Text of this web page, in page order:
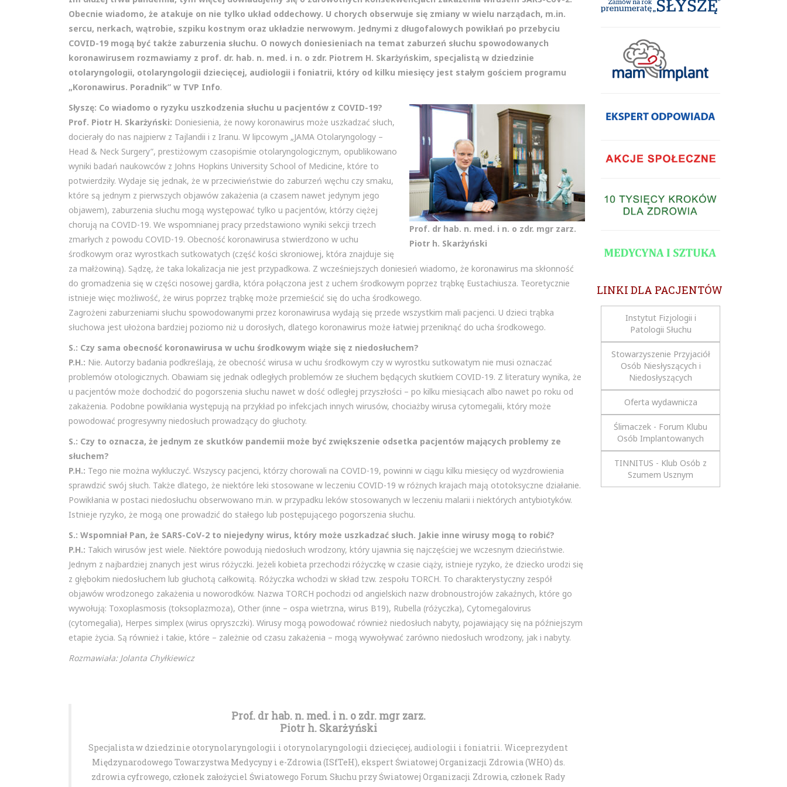
Obecnie wiadomo, że atakuje on nie tylko układ oddechowy. U chorych obserwuje się zmiany w wielu narządach, m.in.
sercu, nerkach, wątrobie, szpiku kostnym oraz układzie nerwowym. Jednymi z długofalowych powikłań po przebyciu
COVID-19 mogą być także zaburzenia słuchu. O nowych doniesieniach na temat zaburzeń słuchu spowodowanych
koronawirusem rozmawiamy z prof. dr. hab. n. med. i n. o zdr. Piotrem H. Skarżyńskim, specjalistą w dziedzinie
otolaryngologii, otolaryngologii dziecięcej, audiologii i foniatrii, który od kilku miesięcy jest stałym gościem programu
„Koronawirus. Poradnik” w TVP Info.
Prof. dr hab. n. med. i n. o zdr. mgr zarz.
Piotr h. Skarżyński
Słyszę: Co wiadomo o ryzyku uszkodzenia słuchu u pacjentów z COVID-19?
Prof. Piotr H. Skarżyński: Doniesienia, że nowy koronawirus może uszkadzać słuch,
docierały do nas najpierw z Tajlandii i z Iranu. W lipcowym „JAMA Otolaryngology –
Head & Neck Surgery”, prestiżowym czasopiśmie otolaryngologicznym, opublikowano
wyniki badań naukowców z Johns Hopkins University School of Medicine, które to
potwierdziły. Wydaje się jednak, że w przeciwieństwie do zaburzeń węchu czy smaku,
które są jednym z pierwszych objawów zakażenia (a czasem nawet jedynym jego
objawem), zaburzenia słuchu mogą występować tylko u pacjentów, którzy ciężej
chorują na COVID-19. We wspomnianej pracy przedstawiono wyniki sekcji trzech
zmarłych z powodu COVID-19. Obecność koronawirusa stwierdzono w uchu
środkowym oraz wyrostkach sutkowatych (część kości skroniowej, która znajduje się
za małżowiną). Sądzę, że taka lokalizacja nie jest przypadkowa. Z wcześniejszych doniesień wiadomo, że koronawirus ma skłonność
do gromadzenia się w części nosowej gardła, która połączona jest z uchem środkowym poprzez trąbkę Eustachiusza. Teoretycznie
istnieje więc możliwość, że wirus poprzez trąbkę może przemieścić się do ucha środkowego.
Zagrożeni zaburzeniami słuchu spowodowanymi przez koronawirusa wydają się przede wszystkim mali pacjenci. U dzieci trąbka
słuchowa jest ułożona bardziej poziomo niż u dorosłych, dlatego koronawirus może łatwiej przeniknąć do ucha środkowego.
S.: Czy sama obecność koronawirusa w uchu środkowym wiąże się z niedosłuchem?
P.H.: Nie. Autorzy badania podkreślają, że obecność wirusa w uchu środkowym czy w wyrostku sutkowatym nie musi oznaczać
problemów otologicznych. Obawiam się jednak odległych problemów ze słuchem będących skutkiem COVID-19. Z literatury wynika, że
u pacjentów może dochodzić do pogorszenia słuchu nawet w dość odległej przyszłości – po kilku miesiącach albo nawet po roku od
zakażenia. Podobne powikłania występują na przykład po infekcjach innych wirusów, chociażby wirusa cytomegalii, który może
powodować progresywny niedosłuch prowadzący do głuchoty.
S.: Czy to oznacza, że jednym ze skutków pandemii może być zwiększenie odsetka pacjentów mających problemy ze
słuchem?
P.H.: Tego nie można wykluczyć. Wszyscy pacjenci, którzy chorowali na COVID-19, powinni w ciągu kilku miesięcy od wyzdrowienia
sprawdzić swój słuch. Także dlatego, że niektóre leki stosowane w leczeniu COVID-19 w różnych krajach mają ototoksyczne działanie.
Powikłania w postaci niedosłuchu obserwowano m.in. w przypadku leków stosowanych w leczeniu malarii i niektórych antybiotyków.
Istnieje ryzyko, że mogą one prowadzić do stałego lub postępującego pogorszenia słuchu.
S.: Wspomniał Pan, że SARS-CoV-2 to niejedyny wirus, który może uszkadzać słuch. Jakie inne wirusy mogą to robić?
P.H.: Takich wirusów jest wiele. Niektóre powodują niedosłuch wrodzony, który ujawnia się najczęściej we wczesnym dzieciństwie.
Jednym z najbardziej znanych jest wirus różyczki. Jeżeli kobieta przechodzi różyczkę w czasie ciąży, istnieje ryzyko, że dziecko urodzi się
z głębokim niedosłuchem lub głuchotą całkowitą. Różyczka wchodzi w skład tzw. zespołu TORCH. To charakterystyczny zespół
objawów wrodzonego zakażenia u noworodków. Nazwa TORCH pochodzi od angielskich nazw drobnoustrojów zakaźnych, które go
wywołują: Toxoplasmosis (toksoplazmoza), Other (inne – ospa wietrzna, wirus B19), Rubella (różyczka), Cytomegalovirus
(cytomegalia), Herpes simplex (wirus opryszczki). Wirusy mogą powodować również niedosłuch nabyty, pojawiający się na późniejszym
etapie życia. Są również i takie, które – zależnie od czasu zakażenia – mogą wywoływać zarówno niedosłuch wrodzony, jak i nabyty.
Rozmawiała: Jolanta Chyłkiewicz
Prof. dr hab. n. med. i n. o zdr. mgr zarz.
Piotr h. Skarżyński
Specjalista w dziedzinie otorynolaryngologii i otorynolaryngologii dziecięcej, audiologii i foniatrii. Wiceprezydent
Międzynarodowego Towarzystwa Medycyny i e-Zdrowia (ISfTeH), ekspert Światowej Organizacji Zdrowia (WHO) ds.
zdrowia cyfrowego, członek założyciel Światowego Forum Słuchu przy Światowej Organizacji Zdrowia, członek Rady
LINKI DLA PACJENTÓW
Instytut Fizjologii i
Patologii Słuchu
Stowarzyszenie Przyjaciół
Osób Niesłyszących i
Niedosłyszących
Oferta wydawnicza
Ślimaczek - Forum Klubu
Osób Implantowanych
TINNITUS - Klub Osób z
Szumem Usznym